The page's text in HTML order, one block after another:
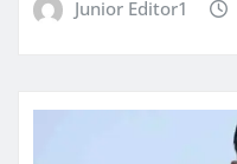
Junior Editor1